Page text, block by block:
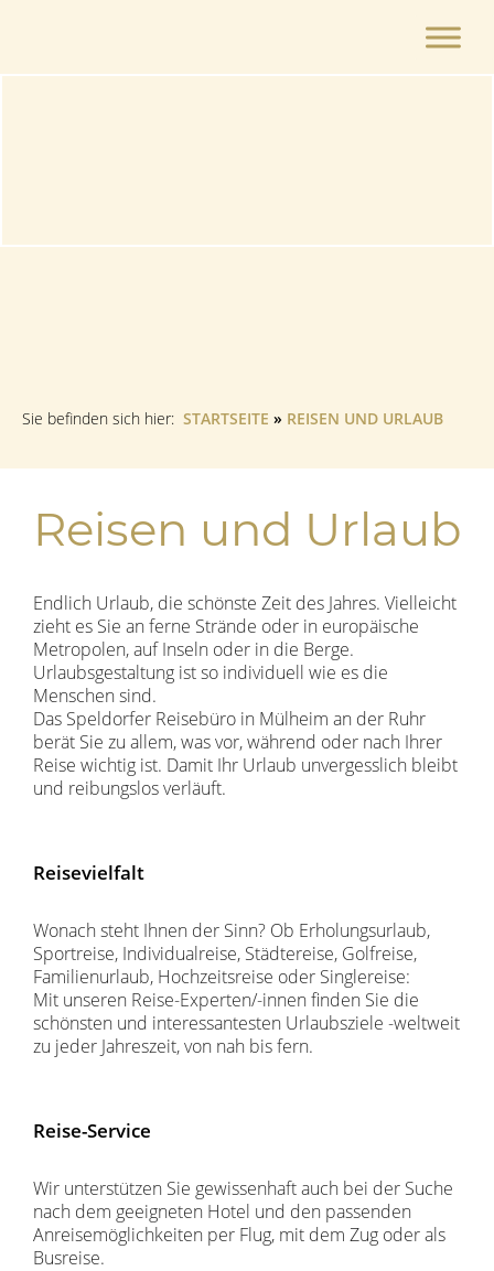
Sie befinden sich hier: STARTSEITE » REISEN UND URLAUB
Reisen und Urlaub
Endlich Urlaub, die schönste Zeit des Jahres. Vielleicht
zieht es Sie an ferne Strände oder in europäische
Metropolen, auf Inseln oder in die Berge.
Urlaubsgestaltung ist so individuell wie es die
Menschen sind.
Das Speldorfer Reisebüro in Mülheim an der Ruhr
berät Sie zu allem, was vor, während oder nach Ihrer
Reise wichtig ist. Damit Ihr Urlaub unvergesslich bleibt
und reibungslos verläuft.
Reisevielfalt
Wonach steht Ihnen der Sinn? Ob Erholungsurlaub,
Sportreise, Individualreise, Städtereise, Golfreise,
Familienurlaub, Hochzeitsreise oder Singlereise:
Mit unseren Reise-Experten/-innen finden Sie die
schönsten und interessantesten Urlaubsziele -weltweit
zu jeder Jahreszeit, von nah bis fern.
Reise-Service
Wir unterstützen Sie gewissenhaft auch bei der Suche
nach dem geeigneten Hotel und den passenden
Anreisemöglichkeiten per Flug, mit dem Zug oder als
Busreise.